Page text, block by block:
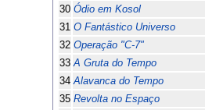
30 Ódio em Kosol
31 O Fantástico Universo
32 Operação "C-7"
33 A Gruta do Tempo
34 Alavanca do Tempo
35 Revolta no Espaço